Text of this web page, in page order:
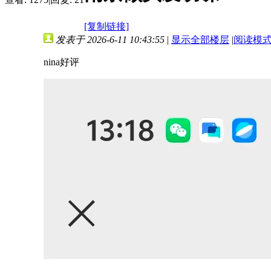
[复制链接]
发表于 2026-6-11 10:43:55 | 显示全部楼层 |阅读模
nina好评